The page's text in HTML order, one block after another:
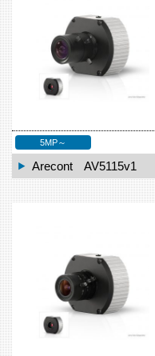
5MP～
Arecont AV5115v1